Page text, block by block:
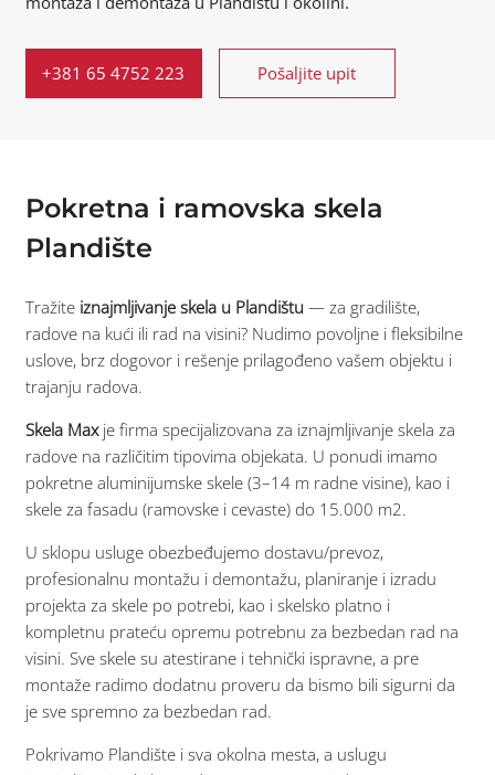
+381 65 4752 223 Pošaljite upit
Pokretna i ramovska skela
Plandište
Tražite iznajmljivanje skela u Plandištu— za gradilište,
radove na kući ili rad na visini? Nudimo povoljne i fleksibilne
uslove, brz dogovor i rešenje prilagođeno vašem objektu i
trajanju radova.
Skela Maxje firma specijalizovana za iznajmljivanje skela za
radove na različitim tipovima objekata. U ponudi imamo
pokretne aluminijumske skele (3–14 m radne visine), kao i
skele za fasadu (ramovske i cevaste) do 15.000 m2.
U sklopu usluge obezbeđujemo dostavu/prevoz,
profesionalnu montažu i demontažu, planiranje i izradu
projekta za skele po potrebi, kao i skelsko platno i
kompletnu prateću opremu potrebnu za bezbedan rad na
visini. Sve skele su atestirane i tehnički ispravne, a pre
montaže radimo dodatnu proveru da bismo bili sigurni da
je sve spremno za bezbedan rad.
Pokrivamo Plandište i sva okolna mesta, a uslugu